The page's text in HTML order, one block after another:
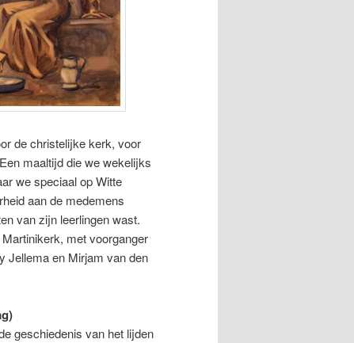
de christelijke kerk, voor
maaltijd die we wekelijks
we speciaal op Witte
aan de medemens
van zijn leerlingen wast.
met voorganger
Jellema en Mirjam van den
geschiedenis van het lijden